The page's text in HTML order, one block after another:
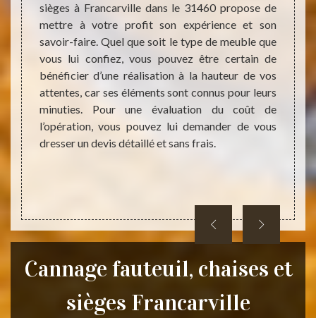
ils
les
vous
et
En
de
si
de
sièges à Francarville dans le 31460 propose de
mettre à votre profit son expérience et son
savoir-faire. Quel que soit le type de meuble que
vous lui confiez, vous pouvez être certain de
bénéficier d’une réalisation à la hauteur de vos
attentes, car ses éléments sont connus pour leurs
minuties. Pour une évaluation du coût de
l’opération, vous pouvez lui demander de vous
dresser un devis détaillé et sans frais.
Cannage fauteuil, chaises et
sièges Francarville